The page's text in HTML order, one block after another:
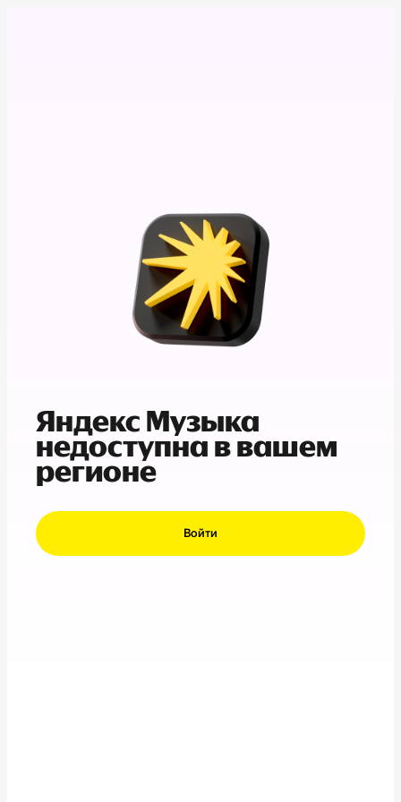
Яндекс Музыка
недоступна в вашем
регионе
Войти